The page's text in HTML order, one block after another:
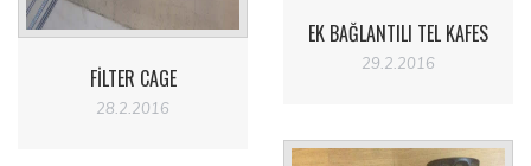
EK BAĞLANTILI TEL KAFES
29.2.2016
FILTER CAGE
28.2.2016